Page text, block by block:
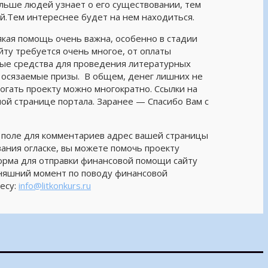
людей узнает о его существовании, тем
интереснее будет на нем находиться.
помощь очень важна, особенно в стадии
требуется очень многое, от оплаты
средства для проведения литературных
осязаемые призы. В общем, денег лишних не
проекту можно многократно. Ссылки на
странице портала. Заранее — Спасибо Вам с
для комментариев адрес вашей страницы
огласке, вы можете помочь проекту
для отправки финансовой помощи сайту
момент по поводу финансовой
info@litkonkurs.ru